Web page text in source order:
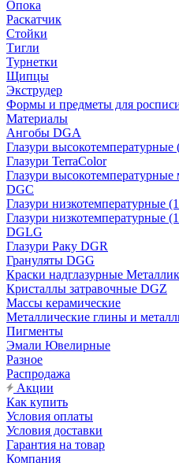
Опока
Раскатчик
Стойки
Тигли
Турнетки
Щипцы
Экструдер
Формы и предметы для
Материалы
Ангобы DGA
Глазури
Глазури TerraColor
Глазури
DGC
Глазури низкотемпературные
Глазури низкотемпературные
DGLG
Глазури Раку DGR
Грануляты DGG
Краски надглазурные
Кристаллы затравочные DGZ
Массы керамические
Металлические глины и
Пигменты
Эмали Ювелирные
Разное
Распродажа
Акции
Как купить
Условия оплаты
Условия доставки
Гарантия на товар
Компания